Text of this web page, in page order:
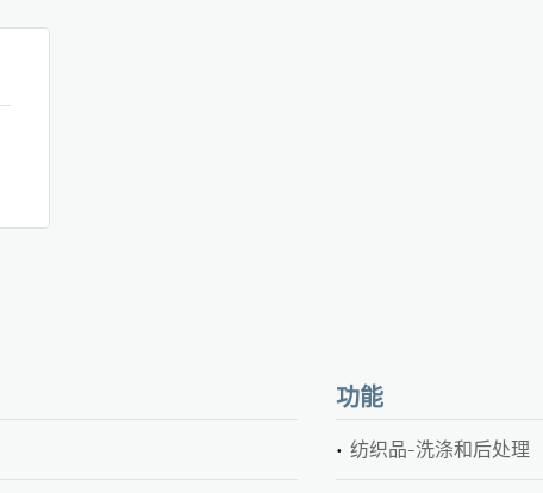
功能
纺织品-洗涤和后处理